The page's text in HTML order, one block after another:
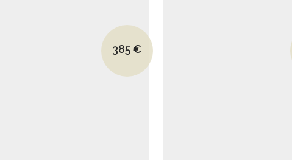
Le prix initial était : 525€.
385 €
Le prix actuel est : 385€.